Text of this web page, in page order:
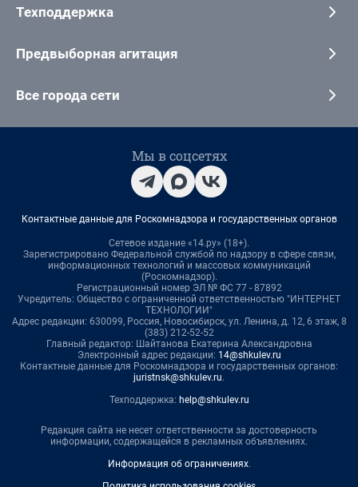
Техподдержка
Предвыборная агитация
Все города сети
Мы в соцсетях
Контактные данные для Роскомнадзора и государственных органов
Сетевое издание «14.ру» (18+).
Зарегистрировано Федеральной службой по надзору в сфере связи,
информационных технологий и массовых коммуникаций
(Роскомнадзор).
Регистрационный номер ЭЛ № ФС 77 - 87892
Учредитель: Общество с ограниченной ответственностью "ИНТЕРНЕТ
ТЕХНОЛОГИИ"
Адрес редакции: 630099, Россия, Новосибирск, ул. Ленина, д. 12, 6 этаж, 8
(383) 212-52-52
Главный редактор: Шайтанова Екатерина Александровна
Электронный адрес редакции: 14@shkulev.ru
Контактные данные для Роскомнадзора и государственных органов:
juristnsk@shkulev.ru.
Техподдержка: help@shkulev.ru
Редакция сайта не несет ответственности за достоверность
информации, содержащейся в рекламных объявлениях.
Информация об ограничениях.